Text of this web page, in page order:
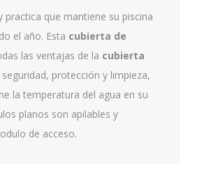
practica que mantiene su piscina
el año. Esta cubierta de
las ventajas de la cubierta
seguridad, protección y limpieza,
la temperatura del agua en su
planos son apilables y
de acceso.